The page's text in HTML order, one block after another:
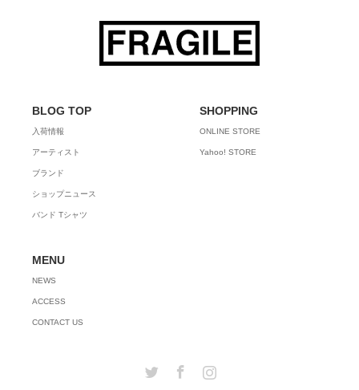
BLOG TOP
入荷情報
アーティスト
ブランド
ショップニュース
バンド Tシャツ
SHOPPING
ONLINE STORE
Yahoo! STORE
MENU
NEWS
ACCESS
CONTACT US
Twitter Facebook